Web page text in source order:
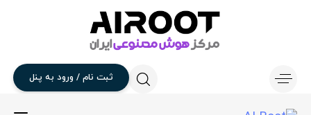
ثبت نام / ورود به پنل